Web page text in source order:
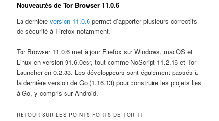
Nouveautés de Tor Browser 11.0.6
La dernièreversion 11.0.6 permet d’apporter plusieurs correctifs
de sécurité à Firefox notamment.
Tor Browser 11.0.6 met à jour Firefox sur Windows, macOS et
Linux en version 91.6.0esr, tout comme NoScript 11.2.16 et Tor
Launcher en 0.2.33. Les développeurs sont également passés à
la dernière version de Go (1.16.13) pour construire les projets liés
à Go, y compris sur Android.
RETOUR SUR LES POINTS FORTS DE TOR 11